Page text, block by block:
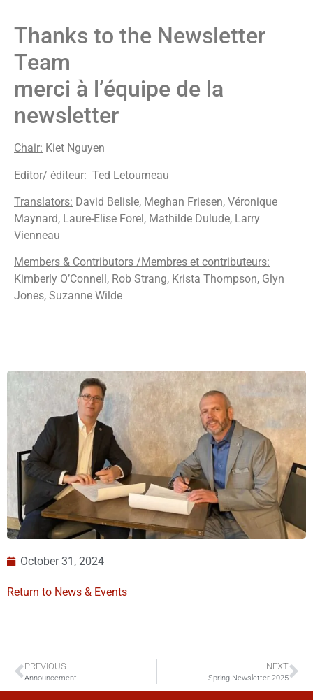
Thanks to the Newsletter
Team
merci à l’équipe de la
newsletter
Chair: Kiet Nguyen
Editor/ éditeur: Ted Letourneau
Translators: David Belisle, Meghan Friesen, Véronique
Maynard, Laure-Elise Forel, Mathilde Dulude, Larry
Vienneau
Members & Contributors /Membres et contributeurs:
Kimberly O’Connell, Rob Strang, Krista Thompson, Glyn
Jones, Suzanne Wilde
October 31, 2024
Return to News & Events
PREVIOUS
Announcement
NEXT
Spring Newsletter 2025